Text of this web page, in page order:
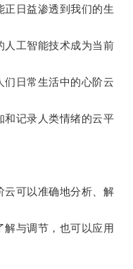
日益渗透到我们的生
工智能技术成为当前
日常生活中的心阶云
记录人类情绪的云平
可以准确地分析、解
与调节，也可以应用